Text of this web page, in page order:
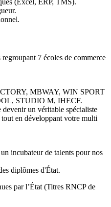
(Excel, ERP, TMS).
7 écoles de commerce
MBWAY, WIN SPORT
STUDIO M, IHECF.
un véritable spécialiste
en développant votre multi
incubateur de talents pour nos
diplômes d'État.
par l’État (Titres RNCP de